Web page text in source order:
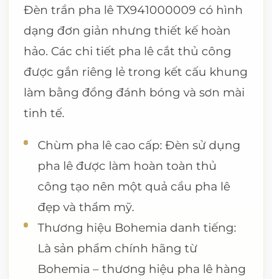
Đèn trần pha lê TX941000009 có hình
dạng đơn giản nhưng thiết kế hoàn
hảo. Các chi tiết pha lê cắt thủ công
được gắn riêng lẻ trong kết cấu khung
làm bằng đồng đánh bóng và sơn mài
tinh tế.
Chùm pha lê cao cấp: Đèn sử dụng
pha lê được làm hoàn toàn thủ
công tạo nên một quả cầu pha lê
đẹp và thẩm mỹ.
Thương hiệu Bohemia danh tiếng:
Là sản phẩm chính hãng từ
Bohemia – thương hiệu pha lê hàng